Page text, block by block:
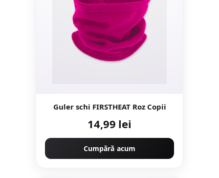
Guler schi FIRSTHEAT Roz Copii
14,99 lei
Cumpără acum